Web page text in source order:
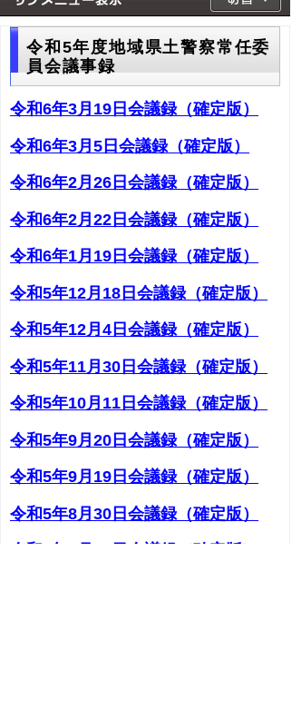
令和5年度地域県土警察常任委
員会議事録
令和6年3月19日会議録（確定版）
令和6年3月5日会議録（確定版）
令和6年2月26日会議録（確定版）
令和6年2月22日会議録（確定版）
令和6年1月19日会議録（確定版）
令和5年12月18日会議録（確定版）
令和5年12月4日会議録（確定版）
令和5年11月30日会議録（確定版）
令和5年10月11日会議録（確定版）
令和5年9月20日会議録（確定版）
令和5年9月19日会議録（確定版）
令和5年8月30日会議録（確定版）